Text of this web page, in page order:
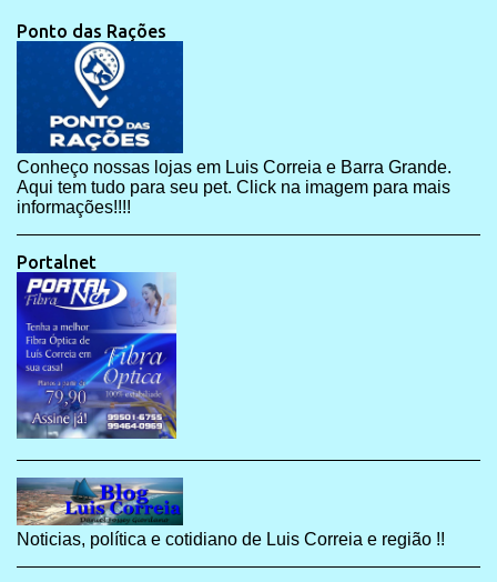
Ponto das Rações
Conheço nossas lojas em Luis Correia e Barra Grande.
Aqui tem tudo para seu pet. Click na imagem para mais
informações!!!!
Portalnet
Noticias, política e cotidiano de Luis Correia e região !!